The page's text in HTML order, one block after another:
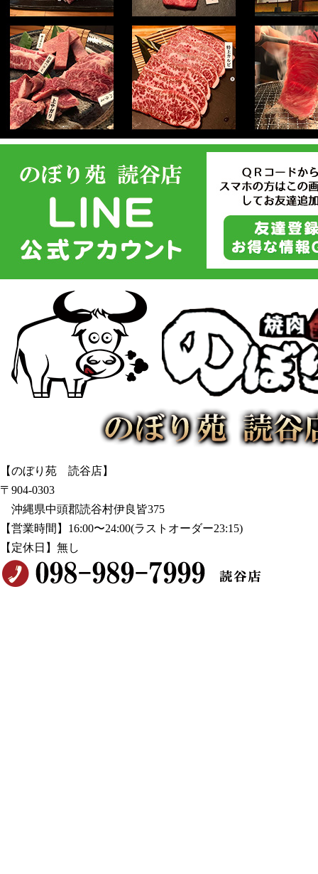
【のぼり苑 読谷店】
〒904-0303
沖縄県中頭郡読谷村伊良皆375
【営業時間】16:00〜24:00(ラストオーダー23:15)
【定休日】無し